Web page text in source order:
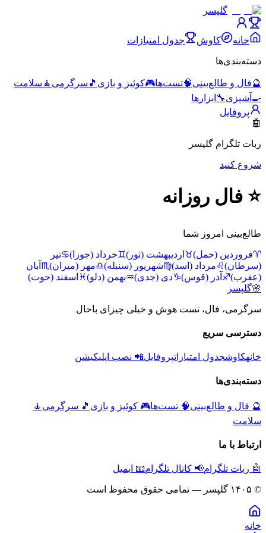
گلپسر
خانه کاوش جدول امتیازات
دسته‌بندی‌ها
🔮فال و طالع‌بینی🧠تست‌ها🎮کوئیز و بازی 🎵 سرگرمی 🧘 سلامت
🍳 آشپزی🔧 ابزارها
پروفایل
🤖
ربات تلگرام گلپسر
شروع کنید
⭐ فال روزانه
طالع‌بینی امروز شما
♈فروردین (حمل)♉ اردیبهشت (ثور)♊خرداد (جوزا)♋تیر
(سرطان)♌مرداد (اسد)♍شهریور (سنبله)♎مهر (میزان)♏ آبان
(عقرب)♐ آذر (قوس)♑دی (جدی)♒بهمن (دلو)♓ اسفند (حوت)
🌸گلپسر
سرگرمی، فال، تست هوش و خیلی چیزای باحال
دسترسی سریع
خانهکاوشجدول امتیازاتپروفایل📲 نصب اپلیکیشن
دسته‌بندی‌ها
🔮 فال و طالع‌بینی🧠 تست‌ها🎮 کوئیز و بازی 🎵 سرگرمی 🧘
سلامت
ارتباط با ما
🤖 ربات تلگرام📢 کانال تلگرام📧 ایمیل
© ۱۴۰۵ گلپسر — تمامی حقوق محفوظ است
خانه